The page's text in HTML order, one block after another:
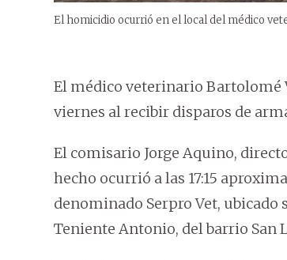
El homicidio ocurrió en el local del médico
El médico veterinario Bartolomé
viernes al recibir disparos de
El comisario Jorge Aquino,
hecho ocurrió a las 17:15
denominado Serpro Vet,
Teniente Antonio, del barrio San